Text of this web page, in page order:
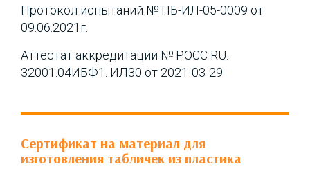
Протокол испытаний № ПБ-ИЛ-05-0009 от
09.06.2021г.
Аттестат аккредитации № РОСС RU.
32001.04ИБФ1. ИЛ30 от 2021-03-29
Сертификат на материал для
изготовления табличек из пластика